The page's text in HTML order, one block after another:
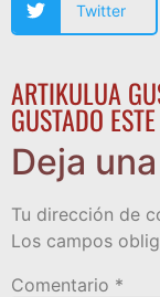
Twitter
ARTIKULUA
GUSTADO
Deja
Tu dirección de
Los campos
Comentario *